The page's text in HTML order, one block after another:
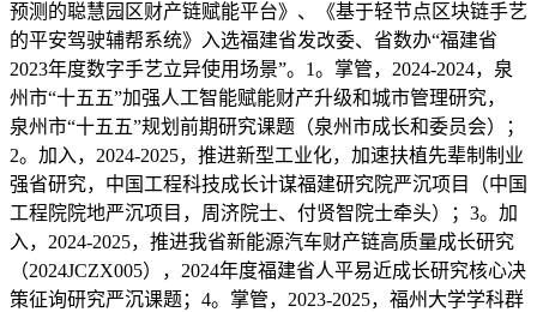
预测的聪慧园区财产链赋能平台》、《基于轻节点区块链手艺
的平安驾驶辅帮系统》入选福建省发改委、省数办“福建省
2023年度数字手艺立异使用场景”。1。掌管，2024-2024，泉
州市“十五五”加强人工智能赋能财产升级和城市管理研究，
泉州市“十五五”规划前期研究课题（泉州市成长和委员会）；
2。加入，2024-2025，推进新型工业化，加速扶植先辈制制业
强省研究，中国工程科技成长计谋福建研究院严沉项目（中国
工程院院地严沉项目，周济院士、付贤智院士牵头）；3。加
入，2024-2025，推进我省新能源汽车财产链高质量成长研究
（2024JCZX005），2024年度福建省人平易近成长研究核心决
策征询研究严沉课题；4。掌管，2023-2025，福州大学学科群